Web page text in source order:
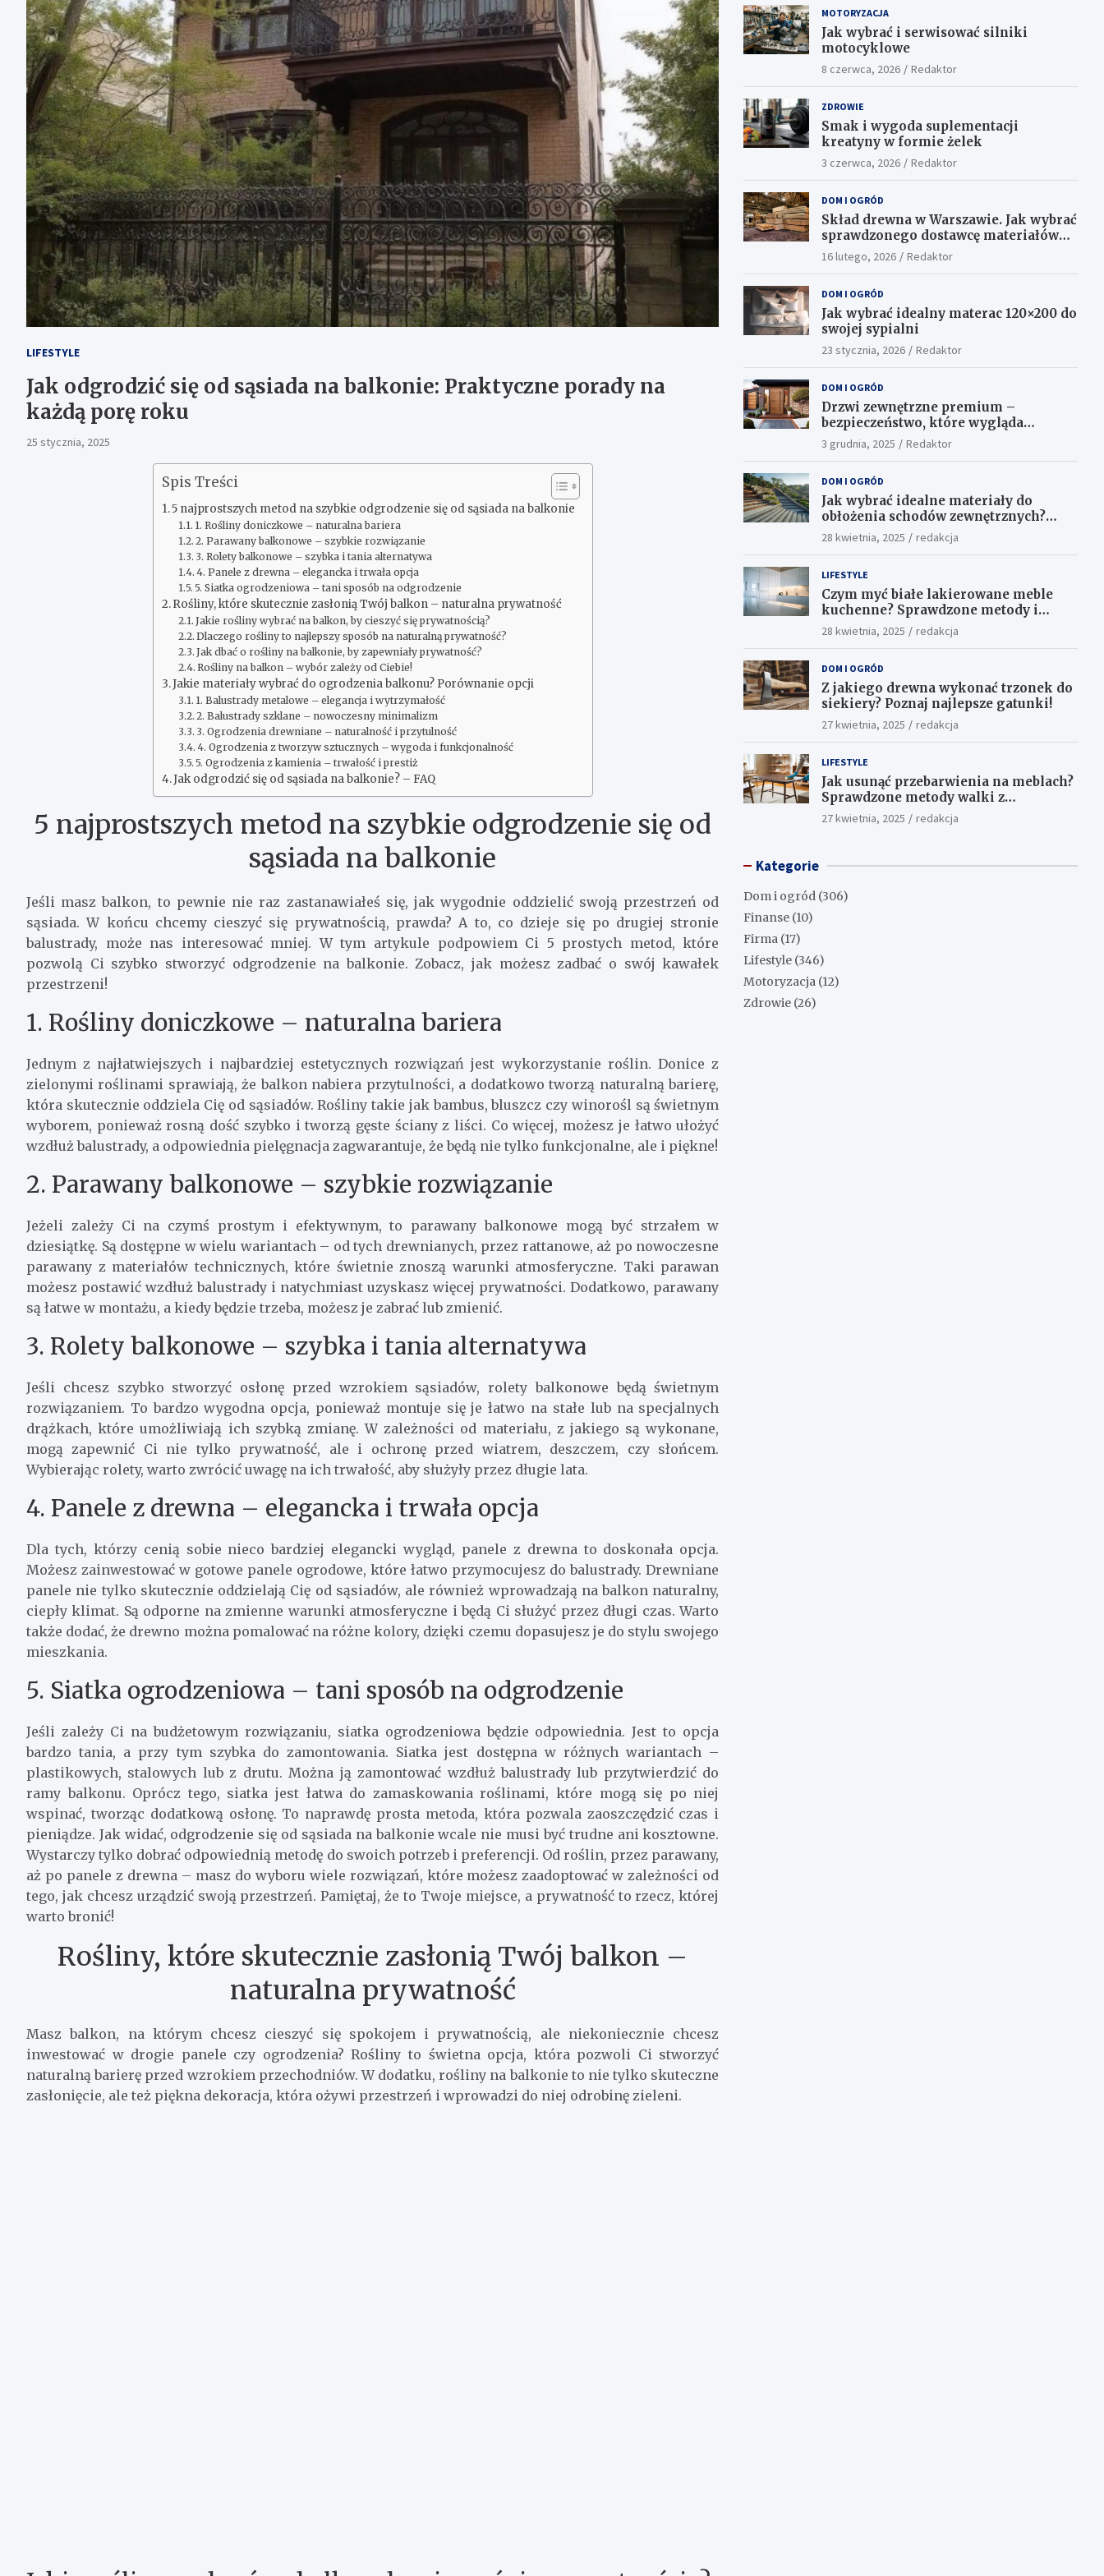
LIFESTYLE
Jak odgrodzić się od sąsiada na balkonie: Praktyczne porady na
każdą porę roku
25 stycznia, 2025
Spis Treści
5 najprostszych metod na szybkie odgrodzenie się od sąsiada na balkonie
1. Rośliny doniczkowe – naturalna bariera
2. Parawany balkonowe – szybkie rozwiązanie
3. Rolety balkonowe – szybka i tania alternatywa
4. Panele z drewna – elegancka i trwała opcja
5. Siatka ogrodzeniowa – tani sposób na odgrodzenie
Rośliny, które skutecznie zasłonią Twój balkon – naturalna prywatność
Jakie rośliny wybrać na balkon, by cieszyć się prywatnością?
Dlaczego rośliny to najlepszy sposób na naturalną prywatność?
Jak dbać o rośliny na balkonie, by zapewniały prywatność?
Rośliny na balkon – wybór zależy od Ciebie!
Jakie materiały wybrać do ogrodzenia balkonu? Porównanie opcji
1. Balustrady metalowe – elegancja i wytrzymałość
2. Balustrady szklane – nowoczesny minimalizm
3. Ogrodzenia drewniane – naturalność i przytulność
4. Ogrodzenia z tworzyw sztucznych – wygoda i funkcjonalność
5. Ogrodzenia z kamienia – trwałość i prestiż
Jak odgrodzić się od sąsiada na balkonie? – FAQ
5 najprostszych metod na szybkie odgrodzenie się od
sąsiada na balkonie
Jeśli masz balkon, to pewnie nie raz zastanawiałeś się, jak wygodnie oddzielić swoją przestrzeń od
sąsiada. W końcu chcemy cieszyć się prywatnością, prawda? A to, co dzieje się po drugiej stronie
balustrady, może nas interesować mniej. W tym artykule podpowiem Ci 5 prostych metod, które
pozwolą Ci szybko stworzyć odgrodzenie na balkonie. Zobacz, jak możesz zadbać o swój kawałek
przestrzeni!
1. Rośliny doniczkowe – naturalna bariera
Jednym z najłatwiejszych i najbardziej estetycznych rozwiązań jest wykorzystanie roślin. Donice z
zielonymi roślinami sprawiają, że balkon nabiera przytulności, a dodatkowo tworzą naturalną barierę,
która skutecznie oddziela Cię od sąsiadów. Rośliny takie jak bambus, bluszcz czy winorośl są świetnym
wyborem, ponieważ rosną dość szybko i tworzą gęste ściany z liści. Co więcej, możesz je łatwo ułożyć
wzdłuż balustrady, a odpowiednia pielęgnacja zagwarantuje, że będą nie tylko funkcjonalne, ale i piękne!
2. Parawany balkonowe – szybkie rozwiązanie
Jeżeli zależy Ci na czymś prostym i efektywnym, to parawany balkonowe mogą być strzałem w
dziesiątkę. Są dostępne w wielu wariantach – od tych drewnianych, przez rattanowe, aż po nowoczesne
parawany z materiałów technicznych, które świetnie znoszą warunki atmosferyczne. Taki parawan
możesz postawić wzdłuż balustrady i natychmiast uzyskasz więcej prywatności. Dodatkowo, parawany
są łatwe w montażu, a kiedy będzie trzeba, możesz je zabrać lub zmienić.
3. Rolety balkonowe – szybka i tania alternatywa
Jeśli chcesz szybko stworzyć osłonę przed wzrokiem sąsiadów, rolety balkonowe będą świetnym
rozwiązaniem. To bardzo wygodna opcja, ponieważ montuje się je łatwo na stałe lub na specjalnych
drążkach, które umożliwiają ich szybką zmianę. W zależności od materiału, z jakiego są wykonane,
mogą zapewnić Ci nie tylko prywatność, ale i ochronę przed wiatrem, deszczem, czy słońcem.
Wybierając rolety, warto zwrócić uwagę na ich trwałość, aby służyły przez długie lata.
4. Panele z drewna – elegancka i trwała opcja
Dla tych, którzy cenią sobie nieco bardziej elegancki wygląd, panele z drewna to doskonała opcja.
Możesz zainwestować w gotowe panele ogrodowe, które łatwo przymocujesz do balustrady. Drewniane
panele nie tylko skutecznie oddzielają Cię od sąsiadów, ale również wprowadzają na balkon naturalny,
ciepły klimat. Są odporne na zmienne warunki atmosferyczne i będą Ci służyć przez długi czas. Warto
także dodać, że drewno można pomalować na różne kolory, dzięki czemu dopasujesz je do stylu swojego
mieszkania.
5. Siatka ogrodzeniowa – tani sposób na odgrodzenie
Jeśli zależy Ci na budżetowym rozwiązaniu, siatka ogrodzeniowa będzie odpowiednia. Jest to opcja
bardzo tania, a przy tym szybka do zamontowania. Siatka jest dostępna w różnych wariantach –
plastikowych, stalowych lub z drutu. Można ją zamontować wzdłuż balustrady lub przytwierdzić do
ramy balkonu. Oprócz tego, siatka jest łatwa do zamaskowania roślinami, które mogą się po niej
wspinać, tworząc dodatkową osłonę. To naprawdę prosta metoda, która pozwala zaoszczędzić czas i
pieniądze. Jak widać, odgrodzenie się od sąsiada na balkonie wcale nie musi być trudne ani kosztowne.
Wystarczy tylko dobrać odpowiednią metodę do swoich potrzeb i preferencji. Od roślin, przez parawany,
aż po panele z drewna – masz do wyboru wiele rozwiązań, które możesz zaadoptować w zależności od
tego, jak chcesz urządzić swoją przestrzeń. Pamiętaj, że to Twoje miejsce, a prywatność to rzecz, której
warto bronić!
Rośliny, które skutecznie zasłonią Twój balkon –
naturalna prywatność
Masz balkon, na którym chcesz cieszyć się spokojem i prywatnością, ale niekoniecznie chcesz
inwestować w drogie panele czy ogrodzenia? Rośliny to świetna opcja, która pozwoli Ci stworzyć
naturalną barierę przed wzrokiem przechodniów. W dodatku, rośliny na balkonie to nie tylko skuteczne
zasłonięcie, ale też piękna dekoracja, która ożywi przestrzeń i wprowadzi do niej odrobinę zieleni.
MOTORYZACJA
Jak wybrać i serwisować silniki
motocyklowe
8 czerwca, 2026 Redaktor
ZDROWIE
Smak i wygoda suplementacji
kreatyny w formie żelek
3 czerwca, 2026 Redaktor
DOM I OGRÓD
Skład drewna w Warszawie. Jak wybrać
sprawdzonego dostawcę materiałów
konstrukcyjnych?
16 lutego, 2026 Redaktor
DOM I OGRÓD
Jak wybrać idealny materac 120×200 do
swojej sypialni
23 stycznia, 2026 Redaktor
DOM I OGRÓD
Drzwi zewnętrzne premium –
bezpieczeństwo, które wygląda
ekskluzywnie
3 grudnia, 2025 Redaktor
DOM I OGRÓD
Jak wybrać idealne materiały do
obłożenia schodów zewnętrznych?
Praktyczne porady i inspiracje
28 kwietnia, 2025 redakcja
LIFESTYLE
Czym myć białe lakierowane meble
kuchenne? Sprawdzone metody i
skuteczne środki
28 kwietnia, 2025 redakcja
DOM I OGRÓD
Z jakiego drewna wykonać trzonek do
siekiery? Poznaj najlepsze gatunki!
27 kwietnia, 2025 redakcja
LIFESTYLE
Jak usunąć przebarwienia na meblach?
Sprawdzone metody walki z
uciążliwymi plamami!
27 kwietnia, 2025 redakcja
Kategorie
Dom i ogród (306)
Finanse (10)
Firma (17)
Lifestyle (346)
Motoryzacja (12)
Zdrowie (26)